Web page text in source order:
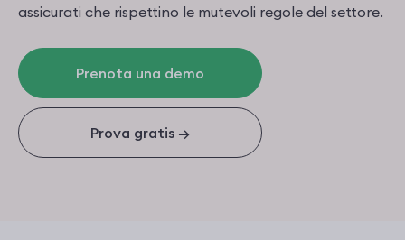
assicurati che rispettino le mutevoli regole del settore.
Prenota una demo
Prova gratis →